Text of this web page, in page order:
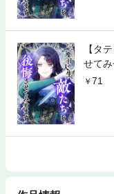
【タ
せて
71